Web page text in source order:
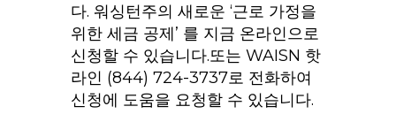
다. 워싱턴주의 새로운 ‘근로 가정을
위한 세금 공제’ 를 지금 온라인으로
신청할 수 있습니다.또는 WAISN 핫
라인 (844) 724-3737로 전화하여
신청에 도움을 요청할 수 있습니다.